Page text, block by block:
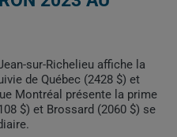
sur-Richelieu affiche la
de Québec (2428 $) et
Montréal présente la prime
$) et Brossard (2060 $) se